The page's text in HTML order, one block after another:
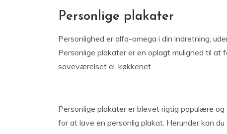
Personlige plakater
Personlighed er alfa-omega i din indretning,
Personlige plakater er en oplagt mulighed til at
soveværelset el. køkkenet.
Personlige plakater er blevet rigtig populære
for at lave en personlig plakat. Herunder kan